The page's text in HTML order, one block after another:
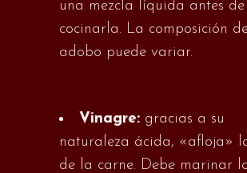
una mezcla líquida antes de
cocinarla. La composición
adobo puede variar.
Vinagre: gracias a su
naturaleza ácida, «afloja»
de la carne. Debe marinar